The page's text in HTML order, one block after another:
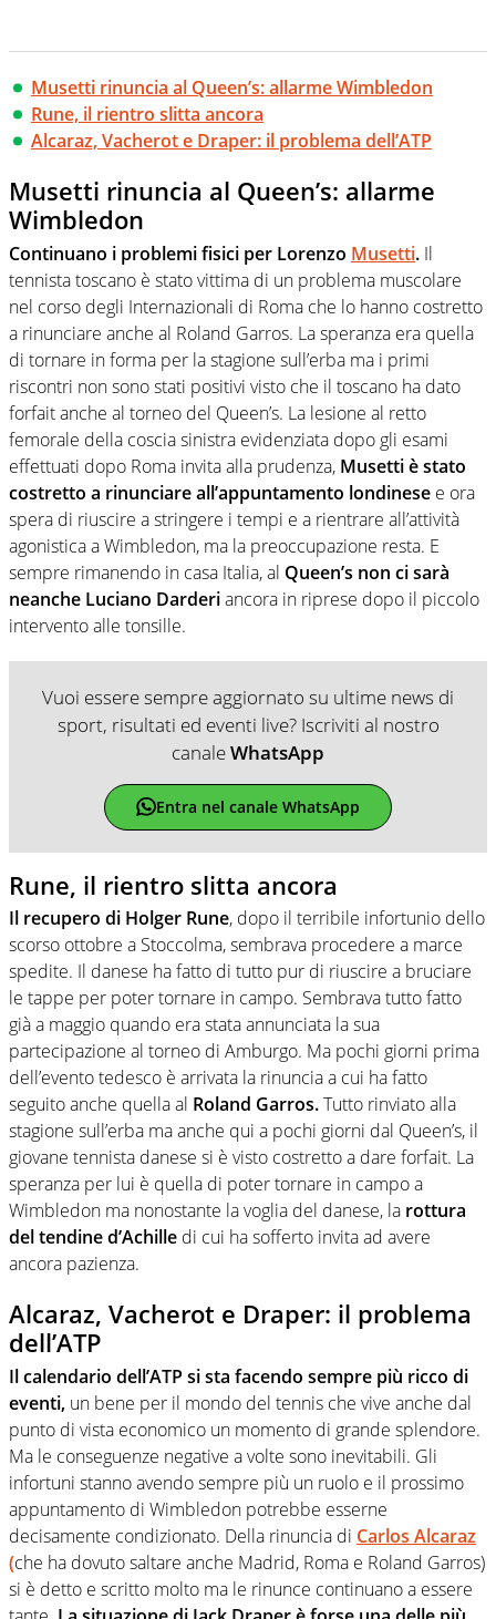
Musetti rinuncia al Queen’s: allarme Wimbledon
Rune, il rientro slitta ancora
Alcaraz, Vacherot e Draper: il problema dell’ATP
Musetti rinuncia al Queen’s: allarme
Wimbledon
Continuano i problemi fisici per Lorenzo Musetti. Il
tennista toscano è stato vittima di un problema muscolare
nel corso degli Internazionali di Roma che lo hanno costretto
a rinunciare anche al Roland Garros. La speranza era quella
di tornare in forma per la stagione sull’erba ma i primi
riscontri non sono stati positivi visto che il toscano ha dato
forfait anche al torneo del Queen’s. La lesione al retto
femorale della coscia sinistra evidenziata dopo gli esami
effettuati dopo Roma invita alla prudenza, Musetti è stato
costretto a rinunciare all’appuntamento londinese e ora
spera di riuscire a stringere i tempi e a rientrare all’attività
agonistica a Wimbledon, ma la preoccupazione resta. E
sempre rimanendo in casa Italia, al Queen’s non ci sarà
neanche Luciano Darderiancora in riprese dopo il piccolo
intervento alle tonsille.
Vuoi essere sempre aggiornato su ultime news di
sport, risultati ed eventi live? Iscriviti al nostro
canaleWhatsApp
Entra nel canale WhatsApp
Rune, il rientro slitta ancora
Il recupero di Holger Rune, dopo il terribile infortunio dello
scorso ottobre a Stoccolma, sembrava procedere a marce
spedite. Il danese ha fatto di tutto pur di riuscire a bruciare
le tappe per poter tornare in campo. Sembrava tutto fatto
già a maggio quando era stata annunciata la sua
partecipazione al torneo di Amburgo. Ma pochi giorni prima
dell’evento tedesco è arrivata la rinuncia a cui ha fatto
seguito anche quella al Roland Garros.Tutto rinviato alla
stagione sull’erba ma anche qui a pochi giorni dal Queen’s, il
giovane tennista danese si è visto costretto a dare forfait. La
speranza per lui è quella di poter tornare in campo a
Wimbledon ma nonostante la voglia del danese, la rottura
del tendine d’Achille di cui ha sofferto invita ad avere
ancora pazienza.
Alcaraz, Vacherot e Draper: il problema
dell’ATP
Il calendario dell’ATP si sta facendo sempre più ricco di
eventi, un bene per il mondo del tennis che vive anche dal
punto di vista economico un momento di grande splendore.
Ma le conseguenze negative a volte sono inevitabili. Gli
infortuni stanno avendo sempre più un ruolo e il prossimo
appuntamento di Wimbledon potrebbe esserne
decisamente condizionato. Della rinuncia di Carlos Alcaraz
(che ha dovuto saltare anche Madrid, Roma e Roland Garros)
si è detto e scritto molto ma le rinunce continuano a essere